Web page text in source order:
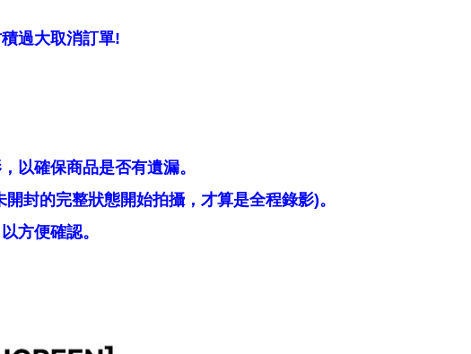
過大取消訂單!
以確保商品是否有遺漏。
封的完整狀態開始拍攝，才算是全程錄影)。
方便確認。